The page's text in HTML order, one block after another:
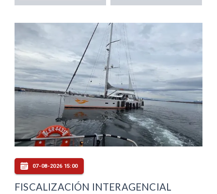
07-08-2026 15:00
FISCALIZACIÓN INTERAGENCIAL